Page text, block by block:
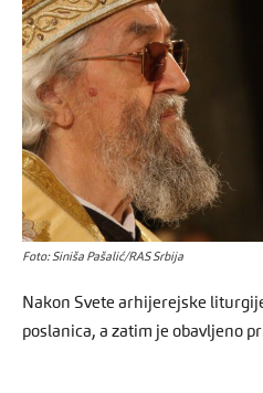
Foto: Siniša Pašalić/RAS Srbija
Nakon Svete arhijerejske
poslanica, a zatim je obavljeno